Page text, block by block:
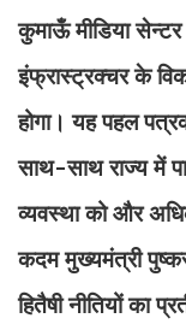
कुमाऊँ मीडिया सेन्टर
इंफ्रास्ट्रक्चर के
होगा। यह पहल
साथ-साथ राज्य में
व्यवस्था को और
कदम मुख्यमंत्री
हितैषी नीतियों का